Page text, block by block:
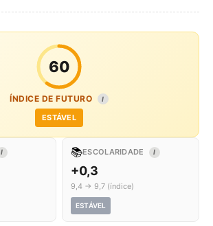
60
ÍNDICE DE FUTURO I
ESTÁVEL
I 📚ESCOLARIDADE I
+0,3
9,4 → 9,7 (índice)
ESTÁVEL